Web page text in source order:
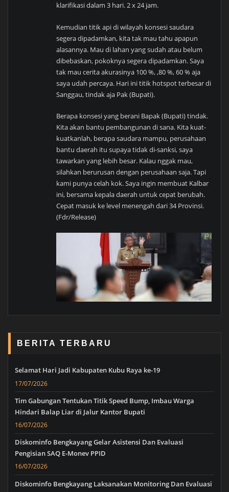
klarifikasi dalam 3 hari. 2 x 24 jam.
Kemudian titik api di wilayah konsesi saudara
segera dipadamkan, kita tak mau tahu apapun
alasannya. Mau di lahan yang sudah atau belum
dibebaskan, pokoknya segera dipadamkan. Saya
tak mau cerita akurasinya 100 %, ,80 %, 60 % aja
saya udah percaya. Hari ini titik hotspot terbesar di
Sanggau, tindak aja Pak (Bupati).
Berapa konsesi yang berani Bapak (Bupati) tindak.
Kita akan bantu pembangunan di sana. Kita kuat-
kuatkanlah, berapa saudara mampu, perusahaan
bantu daerah itu supaya tidak di-sanksi, saya
tawarkan yang lebih besar. Kalau nggak mau,
silahkan berurusan dengan perusahaan saja. Tapi
kami punya celah kok. Saya ingin membuat Kalbar
ini, bersama kepala daerah untuk cepat berubah.
Cepat masuk ke level menengah dari 34 Provinsi.
(Fdr/Release)
BERITA TERBARU
Selamat Hari Jadi Kabupaten Kubu Raya ke-19
17/07/2026
Tim Gabungan Tentukan Titik Speed Bump, Imbau Warga
Hindari Balap Liar di Jalur Kantor Bupati
16/07/2026
Diskominfo Bengkayang Gelar Asistensi Dan Evaluasi
Pengisian SAQ E-Monev PPID
16/07/2026
Diskominfo Bengkayang Laksanakan Monitoring Dan Evaluasi